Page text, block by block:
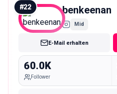
#22 benkeenan
Mid
E-Mail erhalten
60.0K
Follower